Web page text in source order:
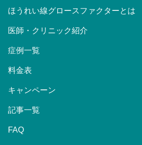
ほうれい線グロースファクターとは
医師・クリニック紹介
症例一覧
料金表
キャンペーン
記事一覧
FAQ